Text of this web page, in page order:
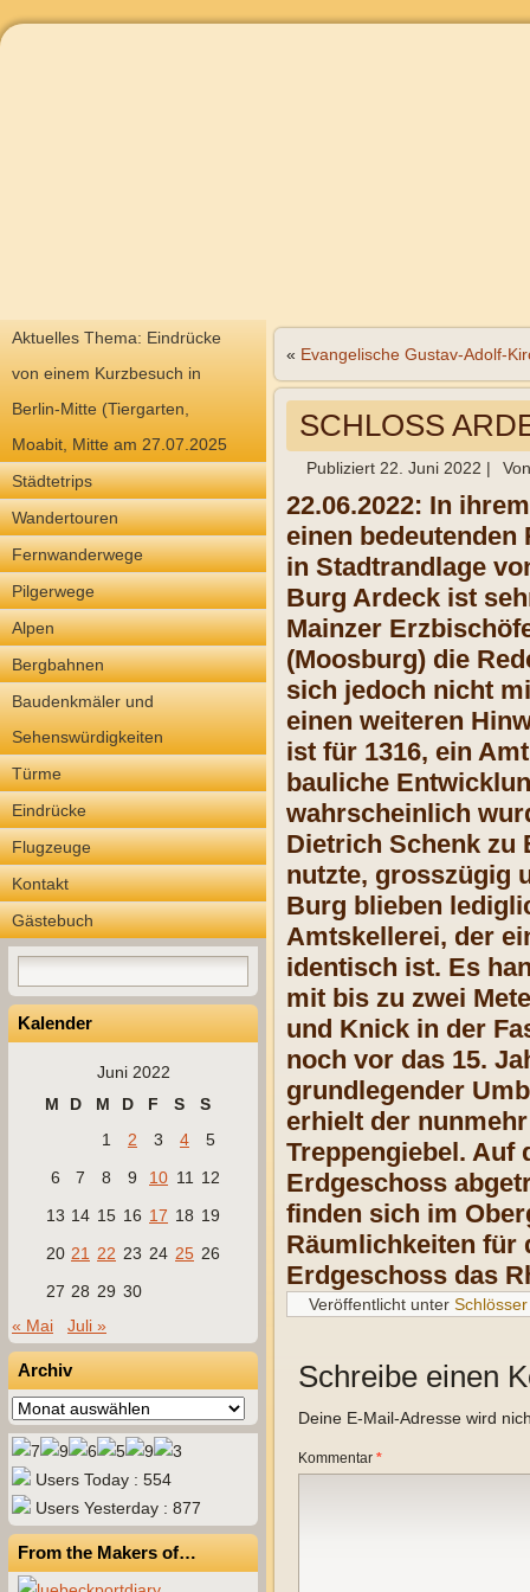
Aktuelles Thema: Eindrücke
von einem Kurzbesuch in
Berlin-Mitte (Tiergarten,
Moabit, Mitte am 27.07.2025
Städtetrips
Wandertouren
Fernwanderwege
Pilgerwege
Alpen
Bergbahnen
Baudenkmäler und
Sehenswürdigkeiten
Türme
Eindrücke
Flugzeuge
Kontakt
Gästebuch
Kalender
Juni 2022
M
D M D F S
S
1
2 3 4
5
6
7 8 9 10 11
12
13 14 15 16 17 18 19
20 21 22 23 24 25 26
27 28 29 30
« Mai
Juli »
Archiv
Archiv
Users Today : 554
Users Yesterday : 877
From the Makers of…
« Evangelische Gustav-Adolf-
SCHLOSS
Publiziert 22. Juni 2022 | Von
22.06.2022: In
einen
in Stadtrandlage
Burg Ardeck ist
Mainzer
(Moosburg) die
sich jedoch nicht
einen weiteren
ist für 1316, ein
bauliche
wahrscheinlich
Dietrich Schenk zu
nutzte, grosszügig
Burg blieben
Amtskellerei, der
identisch ist. Es
mit bis zu zwei
und Knick in der
noch vor das 15.
grundlegender
erhielt der
Treppengiebel. Auf
Erdgeschoss
finden sich im
Räumlichkeiten für
Erdgeschoss das
Veröffentlicht unter Schlösser
Schreibe einen
Deine E-Mail-Adresse wird
Kommentar *